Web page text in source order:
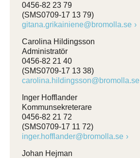
0456-82 23 79
(SMS0709-17 13 79)
gitana.grikainiene@bromolla.se
Carolina Hildingsson
Administratör
0456-82 21 40
(SMS0709-17 13 38)
carolina.hildingsson@bromolla.se
Inger Hofflander
Kommunsekreterare
0456-82 21 72
(SMS0709-17 11 72)
inger.hofflander@bromolla.se
Johan Hejman